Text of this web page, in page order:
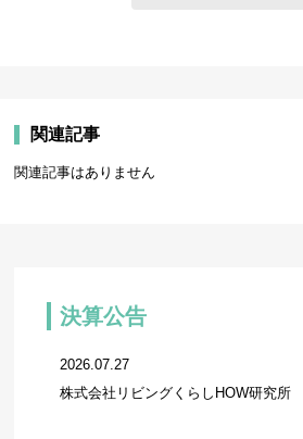
関連記事
関連記事はありません
決算公告
2026.07.27
株式会社リビングくらしHOW研究所